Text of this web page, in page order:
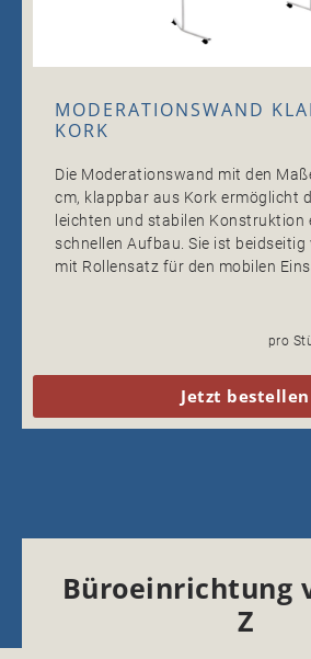
MODERATIONSWAND
KORK
Die Moderationswand mit den
cm, klappbar aus Kork ermöglicht
leichten und stabilen Konstruktion
schnellen Aufbau. Sie ist beidseitig
mit Rollensatz für den mobilen
pro
Jetzt bestellen
Büroeinrichtung
Z